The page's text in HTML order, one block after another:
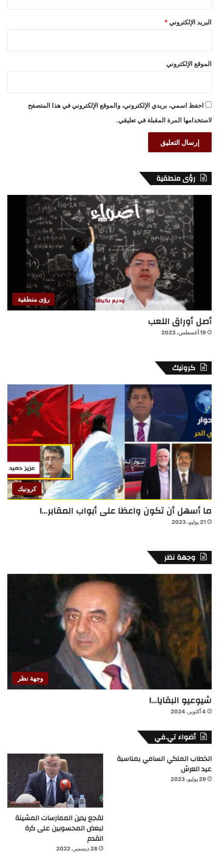
البريد الإلكتروني *
الموقع الإلكتروني
احفظ اسمي، بريدي الإلكتروني، والموقع الإلكتروني في هذا المتصفح
لاستخدامها المرة المقبلة في تعليقي.
رؤى منطقية
رؤى منطقية
أصل أوراق اللعب
19 أغسطس، 2023
كرونيك
كرونيك
ما أسهل أن تكون واعظا على أبواب المقابر…!
21 يوليو، 2023
وجهة نظر
وجهة نظر
شيوعيو البقايا…!
4 أكتوبر، 2024
أضواء تي.في
الخطاب الملكي السامي بمناسبة
عيد العرش
29 يوليو، 2023
لقجع يدين الممارسات المشينة
لبعض المحسوبين على كرة
القدم
28 ديسمبر، 2022